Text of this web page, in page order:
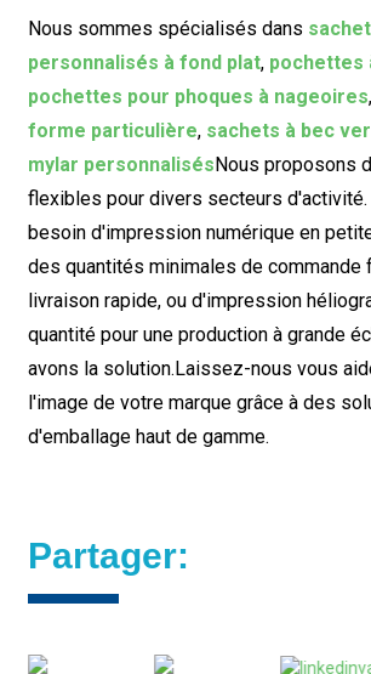
Nous sommes spécialisés dans
personnalisés à fond plat, pochettes
pochettes pour phoques à nageoires,
forme particulière, sachets à bec
mylar personnalisésNous proposons
flexibles pour divers secteurs d'activité.
besoin d'impression numérique en
des quantités minimales de commande
livraison rapide, ou d'impression
quantité pour une production à grande
avons la solution.Laissez-nous vous
l'image de votre marque grâce à des
d'emballage haut de gamme.
Partager: